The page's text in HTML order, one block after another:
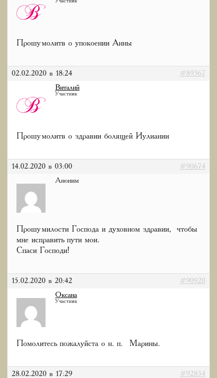
Прошу молитв о упокоении Анны
02.02.2020 в 18:24 #89367
Виталий
Участник
Прошу молитв о здравии болящей Иулиании
14.02.2020 в 03:00 #90674
Аноним
Прошу милости Господа и духовном здравии, чтобы
мне исправить пути мои.
Спаси Господи!
15.02.2020 в 20:42 #90920
Оксана
Участник
Помолитесь пожалуйста о н. п. Марины.
28.02.2020 в 17:29 #92834